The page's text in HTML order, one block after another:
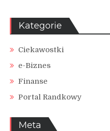
Kategorie
Ciekawostki
e-Biznes
Finanse
Portal Randkowy
Meta